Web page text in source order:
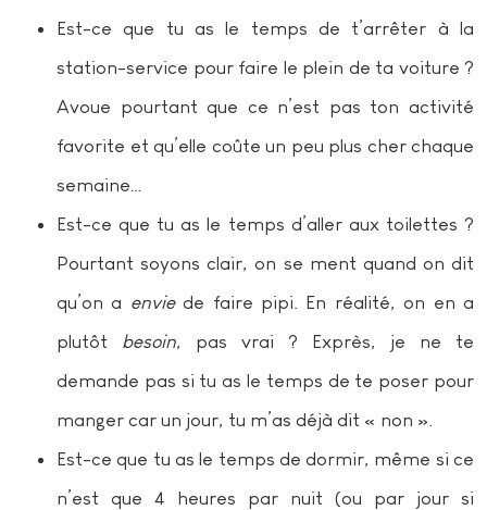
Est-ce que tu as le temps de t’arrêter à la
station-service pour faire le plein de ta voiture ?
Avoue pourtant que ce n’est pas ton activité
favorite et qu’elle coûte un peu plus cher chaque
semaine…
Est-ce que tu as le temps d’aller aux toilettes ?
Pourtant soyons clair, on se ment quand on dit
qu’on a enviede faire pipi. En réalité, on en a
plutôt besoin, pas vrai ? Exprès, je ne te
demande pas si tu as le temps de te poser pour
manger car un jour, tu m’as déjà dit « non ».
Est-ce que tu as le temps de dormir, même si ce
n’est que 4 heures par nuit (ou par jour si